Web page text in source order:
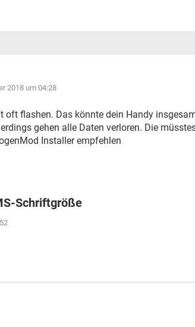
2018 um 04:28
oft flashen. Das könnte dein Handy
gehen alle Daten verloren. Die
Installer empfehlen
Schriftgröße